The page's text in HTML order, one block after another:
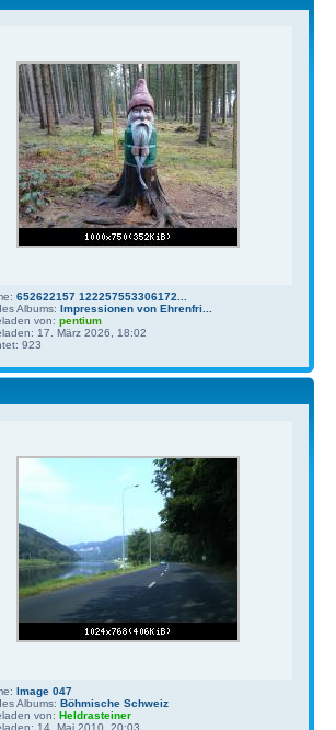
652622157 122257553306172...
Albums: Impressionen von Ehrenfri...
von: pentium
17. März 2026, 18:02
923
Image 047
Albums: Böhmische Schweiz
von: Heldrasteiner
14. Mai 2010, 20:03